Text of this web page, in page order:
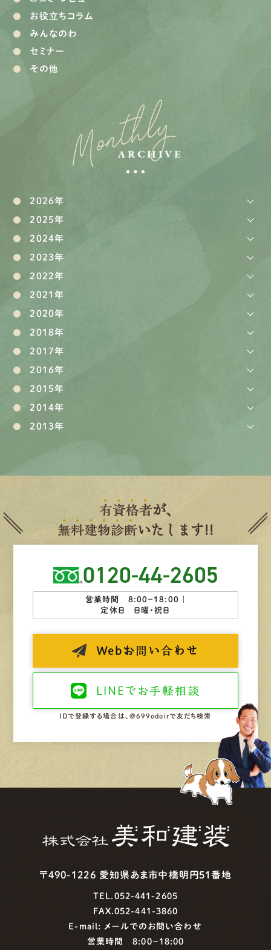
お役立ちコラム
みんなのわ
セミナー
その他
Monthly
ARCHIVE
2026年
2025年
2024年
2023年
2022年
2021年
2020年
2018年
2017年
2016年
2015年
2014年
2013年
有資格者が、
無料建物診断いたします!!
0120-44-2605
営業時間 8:00−18:00 ｜
定休日 日曜・祝日
Web お問い合わせ
LINEで お手軽相談
IDで登録する場合は、@699odoirで友だち検索
〒490-1226 愛知県あま市中橋明円51番地
TEL.052-441-2605
FAX.052-441-3860
E-mail: メールでのお問い合わせ
営業時間 8:00−18:00